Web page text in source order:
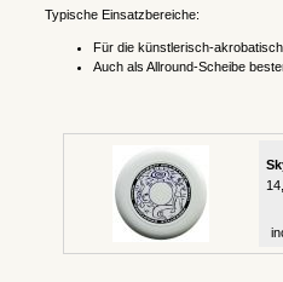
Typische Einsatzbereiche:
Für die künstlerisch-
Auch als Allround-Scheibe